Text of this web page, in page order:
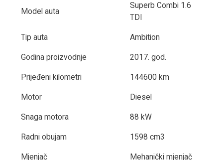
Model auta
Superb Combi 1.6
TDI
Tip auta Ambition
Godina proizvodnje 2017. god.
Prijeđeni kilometri 144600 km
Motor Diesel
Snaga motora 88 kW
Radni obujam 1598 cm3
Mjenjač Mehanički mjenjač